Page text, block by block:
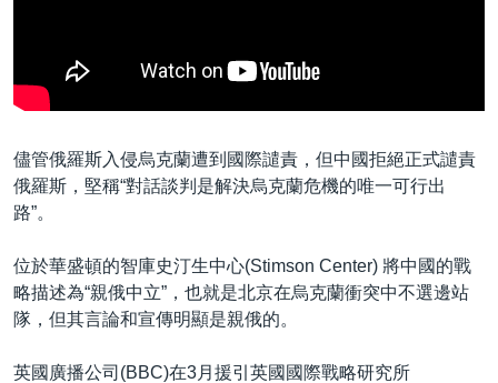
儘管俄羅斯入侵烏克蘭遭到國際譴責，但中國拒絕正式譴責
俄羅斯，堅稱“對話談判是解決烏克蘭危機的唯一可行出
路”。
位於華盛頓的智庫史汀生中心(Stimson Center) 將中國的戰
略描述為“親俄中立”，也就是北京在烏克蘭衝突中不選邊站
隊，但其言論和宣傳明顯是親俄的。
英國廣播公司(BBC)在3月援引英國國際戰略研究所